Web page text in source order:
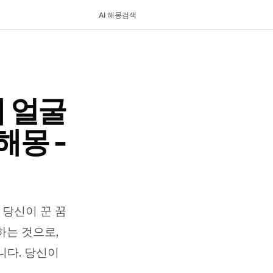
AI 해몽검색
얼굴
몽 -
신이 꾼 꿈
는 것으로,
다. 당신이